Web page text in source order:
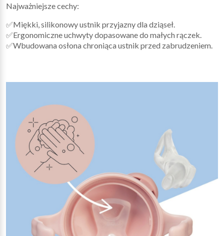
Najważniejsze cechy:
✅Miękki, silikonowy ustnik przyjazny dla dziąseł.
✅Ergonomiczne uchwyty dopasowane do małych rączek.
✅Wbudowana osłona chroniąca ustnik przed zabrudzeniem.